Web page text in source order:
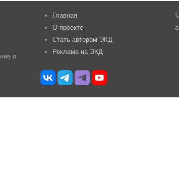
о
Главная
О проекте
Стать автором ЭКД
Реклама на ЭКД